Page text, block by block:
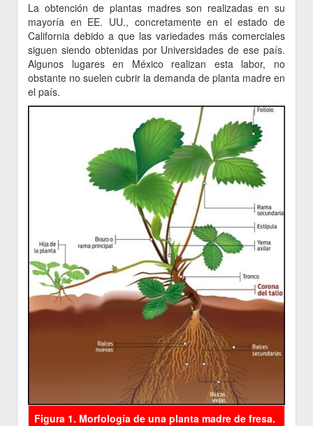
La obtención de plantas madres son realizadas en su
mayoría en EE. UU., concretamente en el estado de
California debido a que las variedades más comerciales
siguen siendo obtenidas por Universidades de ese país.
Algunos lugares en México realizan esta labor, no
obstante no suelen cubrir la demanda de planta madre en
el país.
Figura 1. Morfología de una planta madre de fresa.